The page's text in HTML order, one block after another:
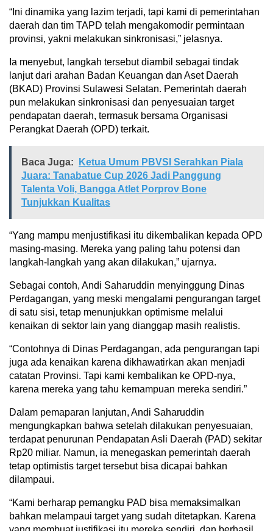
“Ini dinamika yang lazim terjadi, tapi kami di pemerintahan
daerah dan tim TAPD telah mengakomodir permintaan
provinsi, yakni melakukan sinkronisasi,” jelasnya.
Ia menyebut, langkah tersebut diambil sebagai tindak
lanjut dari arahan Badan Keuangan dan Aset Daerah
(BKAD) Provinsi Sulawesi Selatan. Pemerintah daerah
pun melakukan sinkronisasi dan penyesuaian target
pendapatan daerah, termasuk bersama Organisasi
Perangkat Daerah (OPD) terkait.
Baca Juga:
Ketua Umum PBVSI Serahkan Piala
Juara: Tanabatue Cup 2026 Jadi Panggung
Talenta Voli, Bangga Atlet Porprov Bone
Tunjukkan Kualitas
“Yang mampu menjustifikasi itu dikembalikan kepada OPD
masing-masing. Mereka yang paling tahu potensi dan
langkah-langkah yang akan dilakukan,” ujarnya.
Sebagai contoh, Andi Saharuddin menyinggung Dinas
Perdagangan, yang meski mengalami pengurangan target
di satu sisi, tetap menunjukkan optimisme melalui
kenaikan di sektor lain yang dianggap masih realistis.
“Contohnya di Dinas Perdagangan, ada pengurangan tapi
juga ada kenaikan karena dikhawatirkan akan menjadi
catatan Provinsi. Tapi kami kembalikan ke OPD-nya,
karena mereka yang tahu kemampuan mereka sendiri.”
Dalam pemaparan lanjutan, Andi Saharuddin
mengungkapkan bahwa setelah dilakukan penyesuaian,
terdapat penurunan Pendapatan Asli Daerah (PAD) sekitar
Rp20 miliar. Namun, ia menegaskan pemerintah daerah
tetap optimistis target tersebut bisa dicapai bahkan
dilampaui.
“Kami berharap pemangku PAD bisa memaksimalkan
bahkan melampaui target yang sudah ditetapkan. Karena